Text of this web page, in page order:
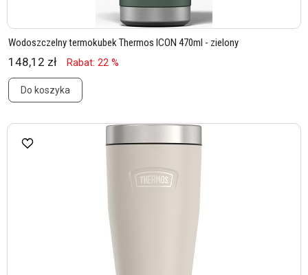
Wodoszczelny termokubek Thermos ICON 470ml - zielony
148,12 zł Rabat: 22 %
Do koszyka